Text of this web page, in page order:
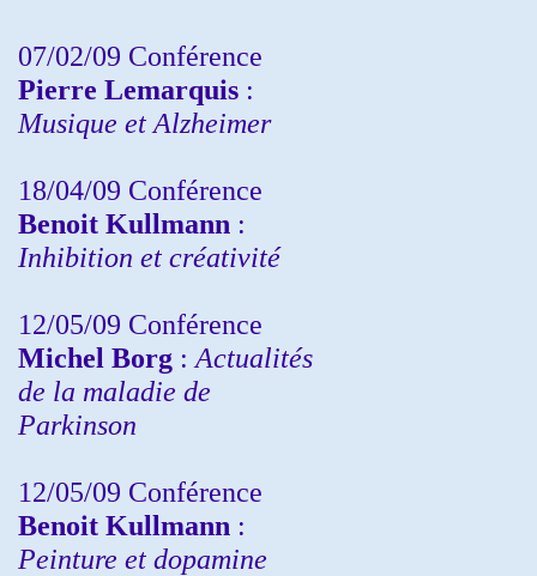
07/02/09 Conférence
Pierre Lemarquis :
Musique et Alzheimer
18/04/09 Conférence
Benoit Kullmann :
Inhibition et créativité
12/05/09 Conférence
Michel Borg : Actualités
de la maladie de
Parkinson
12/05/09 Conférence
Benoit Kullmann :
Peinture et dopamine